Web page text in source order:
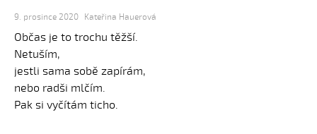
9. prosince 2020 Kateřina Hauerová
Občas je to trochu těžší.
Netuším,
jestli sama sobě zapírám,
nebo radši mlčím.
Pak si vyčítám ticho.